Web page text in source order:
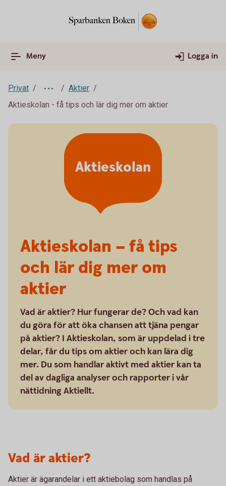
Meny Logga in
Privat
Aktier
Aktieskolan - få tips och lär dig mer om aktier
Aktieskolan
Aktieskolan – få tips
och lär dig mer om
aktier
Vad är aktier? Hur fungerar de? Och vad kan
du göra för att öka chansen att tjäna pengar
på aktier? I Aktieskolan, som är uppdelad i tre
delar, får du tips om aktier och kan lära dig
mer. Du som handlar aktivt med aktier kan ta
del av dagliga analyser och rapporter i vår
nättidning Aktiellt.
Vad är aktier?
Aktier är ägarandelar i ett aktiebolag som handlas på